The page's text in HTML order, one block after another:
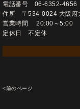
電話番号 06-6352-4656
住所 〒534-0024 大阪府
営業時間 20:00～5:00
定休日 不定休
<前のページ